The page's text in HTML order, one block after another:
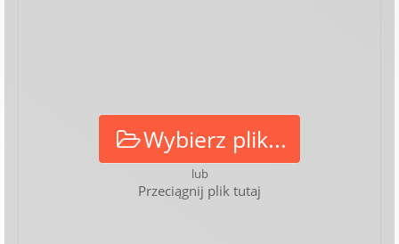
Wybierz plik...
lub
Przeciągnij plik tutaj